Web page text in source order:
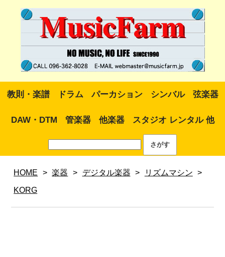
教則・楽譜 ドラム パーカション シンバル 弦楽器
DAW・DTM 管楽器 他楽器 スタジオ レンタル 他
HOME > 楽器 > デジタル楽器 > リズムマシン >
KORG